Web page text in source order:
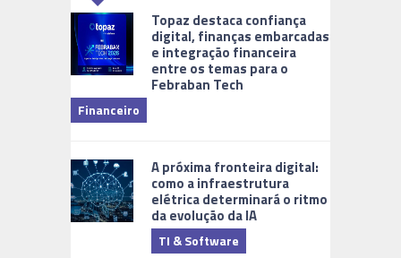
Topaz destaca confiança
digital, finanças embarcadas
e integração financeira
entre os temas para o
Febraban Tech
Financeiro
A próxima fronteira digital:
como a infraestrutura
elétrica determinará o ritmo
da evolução da IA
TI & Software